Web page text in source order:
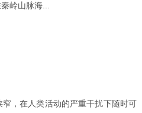
岭山脉海...
，在人类活动的严重干扰下随时可